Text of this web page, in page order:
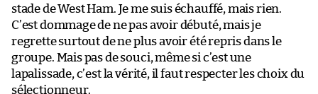
stade de West Ham. Je me suis échauffé, mais rien.
C’est dommage de ne pas avoir débuté, mais je
regrette surtout de ne plus avoir été repris dans le
groupe. Mais pas de souci, même si c’est une
lapalissade, c’est la vérité, il faut respecter les choix du
sélectionneur.